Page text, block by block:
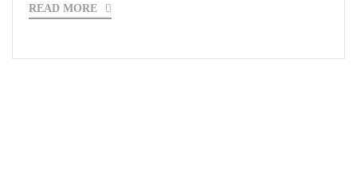
READ MORE